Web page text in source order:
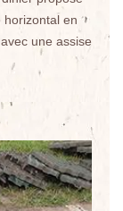
horizontal en
une assise